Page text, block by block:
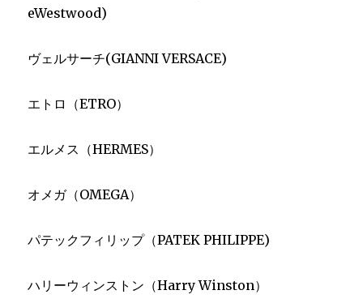
eWestwood)
ヴェルサーチ(GIANNI VERSACE)
エトロ（ETRO）
エルメス（HERMES）
オメガ（OMEGA）
パテックフィリップ（PATEK PHILIPPE)
ハリーウィンストン（Harry Winston）